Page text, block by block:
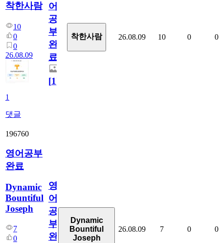
착한사람
10
0
0
26.08.09
1
댓글
어
공
부
완
료
[1]
착한사람 26.08.09 10 0 0
196760
영어공부
완료
Dynamic
Bountiful
Joseph
7
0
영
어
공
부
완
Dynamic
Bountiful
Joseph
26.08.09 7 0 0